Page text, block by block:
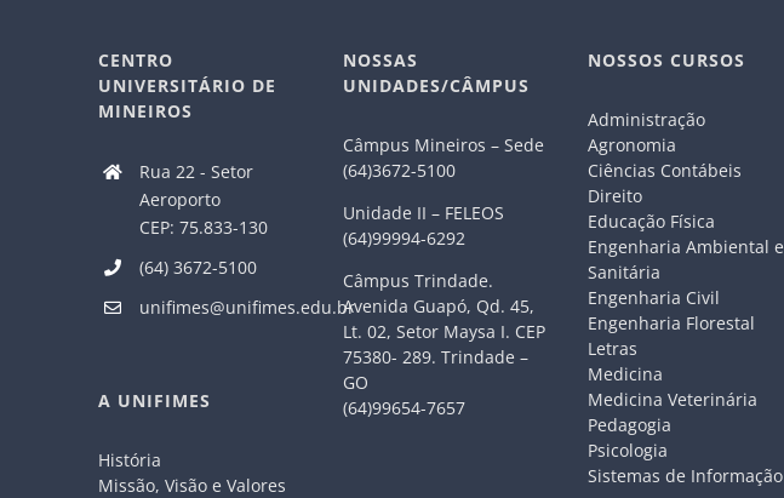
CENTRO
UNIVERSITÁRIO DE
MINEIROS
Rua 22 - Setor
Aeroporto
CEP: 75.833-130
(64) 3672-5100
unifimes@unifimes.edu.br
A UNIFIMES
História
Missão, Visão e Valores
NOSSAS
UNIDADES/CÂMPUS
Câmpus Mineiros – Sede
(64)3672-5100
Unidade II – FELEOS
(64)99994-6292
Câmpus Trindade.
Avenida Guapó, Qd. 45,
Lt. 02, Setor Maysa I. CEP
75380- 289. Trindade –
GO
(64)99654-7657
NOSSOS CURSOS
Administração
Agronomia
Ciências Contábeis
Direito
Educação Física
Engenharia Ambiental e
Sanitária
Engenharia Civil
Engenharia Florestal
Letras
Medicina
Medicina Veterinária
Pedagogia
Psicologia
Sistemas de Informação